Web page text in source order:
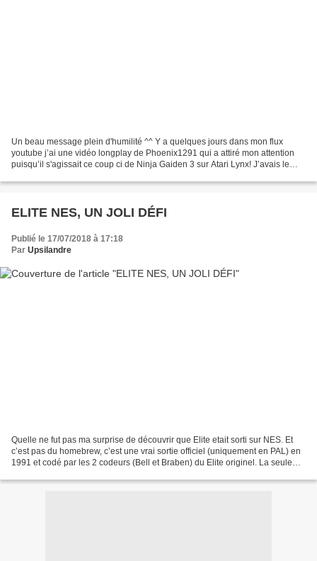
Un beau message plein d'humilité ^^ Y a quelques jours dans mon flux
youtube j’ai une vidéo longplay de Phoenix1291 qui a attiré mon attention
puisqu’il s'agissait ce coup ci de Ninja Gaiden 3 sur Atari Lynx! J’avais le
ELITE NES, UN JOLI DÉFI
Publié le 17/07/2018 à 17:18
Par Upsilandre
Quelle ne fut pas ma surprise de découvrir que Elite etait sorti sur NES. Et
c’est pas du homebrew, c’est une vrai sortie officiel (uniquement en PAL) en
1991 et codé par les 2 codeurs (Bell et Braben) du Elite originel. La seule